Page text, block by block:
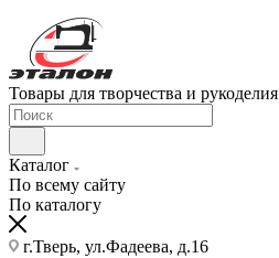
Товары для творчества и рукоделия
Каталог
По всему сайту
По каталогу
г.Тверь, ул.Фадеева, д.16